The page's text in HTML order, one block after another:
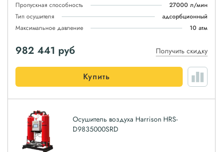
Пропускная способность
27000 л/мин
Тип осушителя
адсорбционный
Максимальное давление
10 атм
982 441 руб Получить скидку
Купить
Осушитель воздуха Harrison HRS-
D9835000SRD